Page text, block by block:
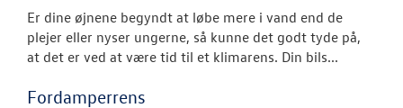
Er dine øjnene begyndt at løbe mere i vand end de
plejer eller nyser ungerne, så kunne det godt tyde på,
at det er ved at være tid til et klimarens. Din bils...
Fordamperrens